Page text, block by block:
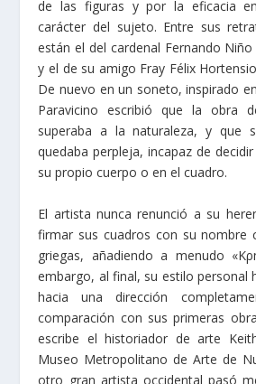
de las figuras y por la eficacia
carácter del sujeto. Entre sus
están el del cardenal Fernando
y el de su amigo Fray Félix
De nuevo en un soneto, inspirado
Paravicino escribió que la obra
superaba a la naturaleza, y que
quedaba perpleja, incapaz de
su propio cuerpo o en el cuadro.
El artista nunca renunció a su
firmar sus cuadros con su nombre
griegas, añadiendo a menudo
embargo, al final, su estilo personal
hacia una dirección
comparación con sus primeras
escribe el historiador de arte
Museo Metropolitano de Arte de
otro gran artista occidental pasó